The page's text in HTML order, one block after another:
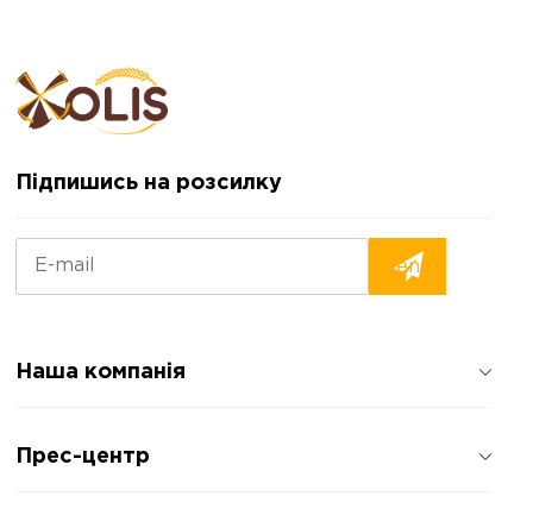
Підпишись на розсилку
Наша компанія
Відгуки про компанію
Прес-центр